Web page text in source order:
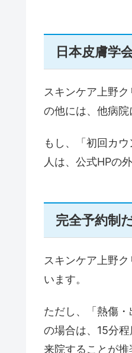
日本皮膚学
スキンケア上野
の他には、他病院
もし、「初回カ
人は、公式HPの
完全予約制
スキンケア上野
います。
ただし、「熱傷
の場合は、15分
来院することが推